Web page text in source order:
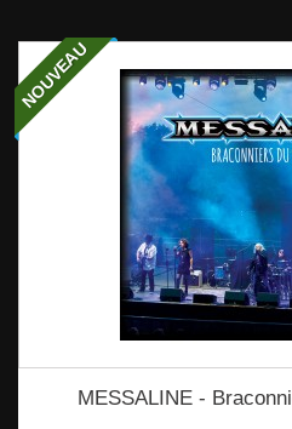
NOUVEAU
MESSALINE -